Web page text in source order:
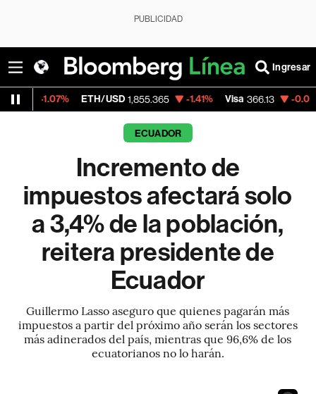
PUBLICIDAD
Ingresar
ETH/USD 1,855.365 -1.41% Visa 366.13 -0.04%
ECUADOR
Incremento de
impuestos afectará solo
a 3,4% de la población,
reitera presidente de
Ecuador
Guillermo Lasso aseguro que quienes pagarán más
impuestos a partir del próximo año serán los sectores
más adinerados del país, mientras que 96,6% de los
ecuatorianos no lo harán.